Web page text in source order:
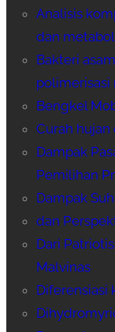
Analisis
dan
Bakteri
polimerisasi
Bengkel
Curah
Dampak
Pemilihan
Dampak
dan
Dari
Malvinas
Diferensiasi